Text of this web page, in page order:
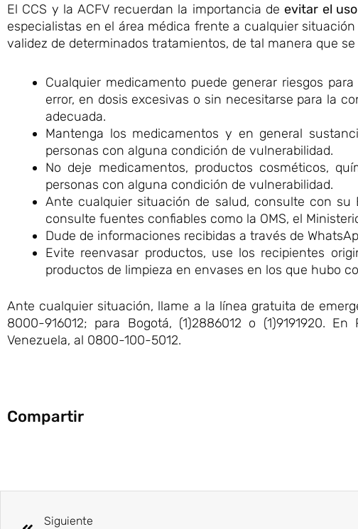
El CCS y la ACFV recuerdan la importancia deevitar el
especialistas en el área médica frente a cualquier situación
validez de determinados tratamientos, de tal manera que
Cualquier medicamento puede generar riesgos
error, en dosis excesivas o sin necesitarse para la
adecuada.
Mantenga los medicamentos y en general
personas con alguna condición de vulnerabilidad.
No deje medicamentos, productos cosméticos,
personas con alguna condición de vulnerabilidad.
Ante cualquier situación de salud, consulte con
consulte fuentes confiables como la OMS, el
Dude de informaciones recibidas a través de
Evite reenvasar productos, use los recipientes
productos de limpieza en envases en los que hubo
Ante cualquier situación, llame a la línea gratuita de
8000-916012; para Bogotá, (1)2886012 o (1)9191920.
Venezuela, al 0800-100-5012.
Compartir
Siguiente